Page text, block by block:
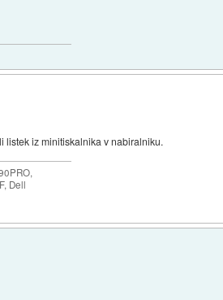
listek iz minitiskalnika v nabiralniku.
Dell